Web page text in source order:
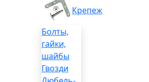
Крепеж
Болты,
гайки,
шайбы
Гвозди